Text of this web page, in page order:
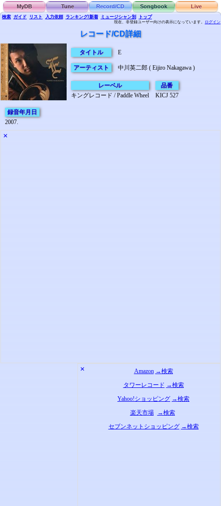
MyDB Tune Record/CD Songbook Live
検索 ガイド リスト 入力依頼 ランキング/新着 ミュージシャン別 トップ
現在、非登録ユーザー向けの表示になっています。 ログイン
レコード/CD詳細
タイトル E
アーティスト 中川英二郎 ( Eijiro Nakagawa )
レーベル
キングレコード / Paddle Wheel
品番
KICJ 527
録音年月日
2007.
✕
✕ Amazon →検索
タワーレコード →検索
Yahoo!ショッピング →検索
楽天市場
→検索
セブンネットショッピング →検索